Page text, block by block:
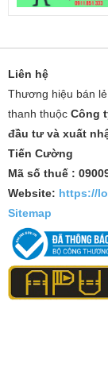
Liên hệ
Thương hiệu bán
thanh thuộc Công
đầu tư và xuất
Tiến Cường
Mã số thuế :
Website: https://
Sitemap